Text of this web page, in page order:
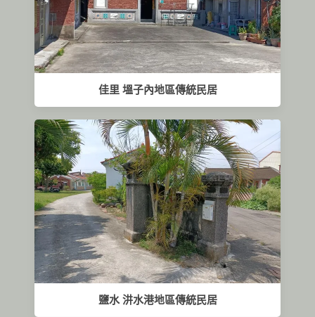
佳里 塭子內地區傳統民居
鹽水 汫水港地區傳統民居